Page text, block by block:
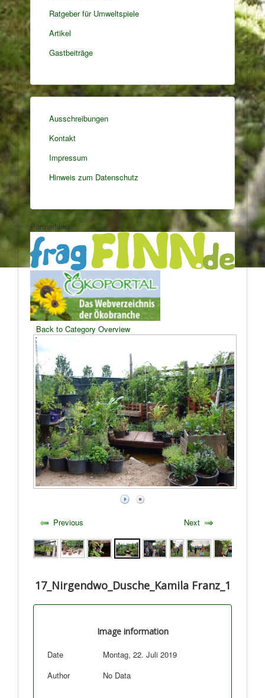
Ratgeber für Umweltspiele
Artikel
Gastbeiträge
Ausschreibungen
Kontakt
Impressum
Hinweis zum Datenschutz
Partnerlinks:
Back to Category Overview
Previous Next
17_Nirgendwo_Dusche_Kamila Franz_1
Image information
Date
Montag, 22. Juli 2019
Author
No Data